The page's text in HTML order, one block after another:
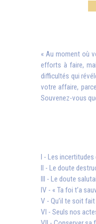
« Au moment où
efforts à faire,
difficultés qui
votre affaire,
Souvenez-vous
I - Les
II - Le doute
III - Le doute
IV - « Ta foi t’a
V - Qu’il te soit
VI - Seuls nos